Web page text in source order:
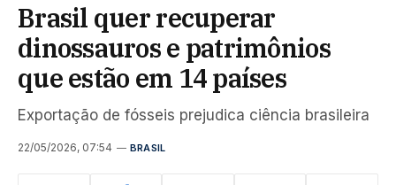
Brasil quer recuperar
dinossauros e patrimônios
que estão em 14 países
Exportação de fósseis prejudica ciência brasileira
22/05/2026, 07:54 BRASIL